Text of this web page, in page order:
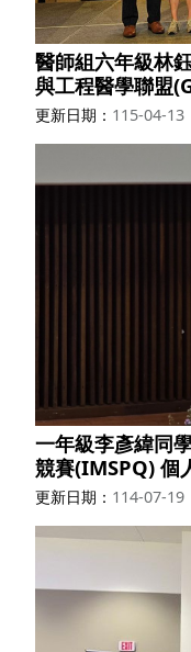
醫師組六年級林
與工程醫學聯盟
更新日期 115-04-13
一年級李彥緯同
競賽(IMSPQ) 個
更新日期 114-07-19